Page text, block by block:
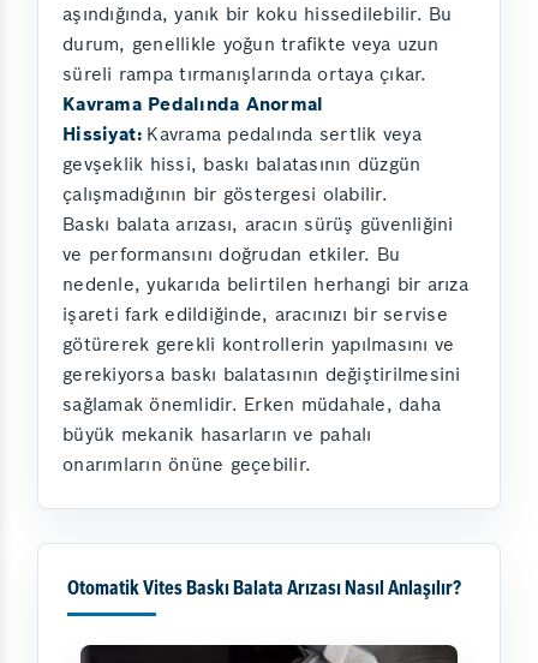
aşındığında, yanık bir koku hissedilebilir. Bu
durum, genellikle yoğun trafikte veya uzun
süreli rampa tırmanışlarında ortaya çıkar.
Kavrama Pedalında Anormal
Hissiyat: Kavrama pedalında sertlik veya
gevşeklik hissi, baskı balatasının düzgün
çalışmadığının bir göstergesi olabilir.
Baskı balata arızası, aracın sürüş güvenliğini
ve performansını doğrudan etkiler. Bu
nedenle, yukarıda belirtilen herhangi bir arıza
işareti fark edildiğinde, aracınızı bir servise
götürerek gerekli kontrollerin yapılmasını ve
gerekiyorsa baskı balatasının değiştirilmesini
sağlamak önemlidir. Erken müdahale, daha
büyük mekanik hasarların ve pahalı
onarımların önüne geçebilir.
Otomatik Vites Baskı Balata Arızası Nasıl Anlaşılır?